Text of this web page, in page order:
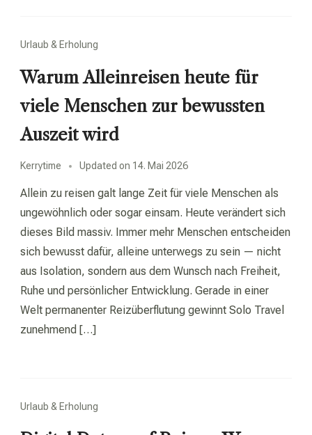
Urlaub & Erholung
Warum Alleinreisen heute für
viele Menschen zur bewussten
Auszeit wird
Kerrytime Updated on 14. Mai 2026
Allein zu reisen galt lange Zeit für viele Menschen als
ungewöhnlich oder sogar einsam. Heute verändert sich
dieses Bild massiv. Immer mehr Menschen entscheiden
sich bewusst dafür, alleine unterwegs zu sein — nicht
aus Isolation, sondern aus dem Wunsch nach Freiheit,
Ruhe und persönlicher Entwicklung. Gerade in einer
Welt permanenter Reizüberflutung gewinnt Solo Travel
zunehmend […]
Urlaub & Erholung